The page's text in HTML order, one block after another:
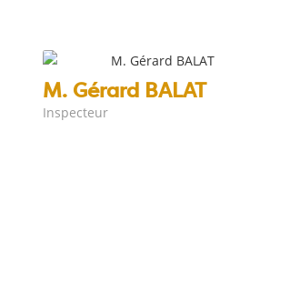
M. Gérard BALAT
Inspecteur